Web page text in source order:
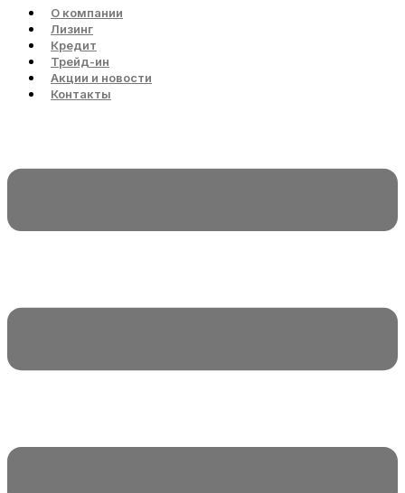
О компании
Лизинг
Кредит
Трейд-ин
Акции и новости
Контакты